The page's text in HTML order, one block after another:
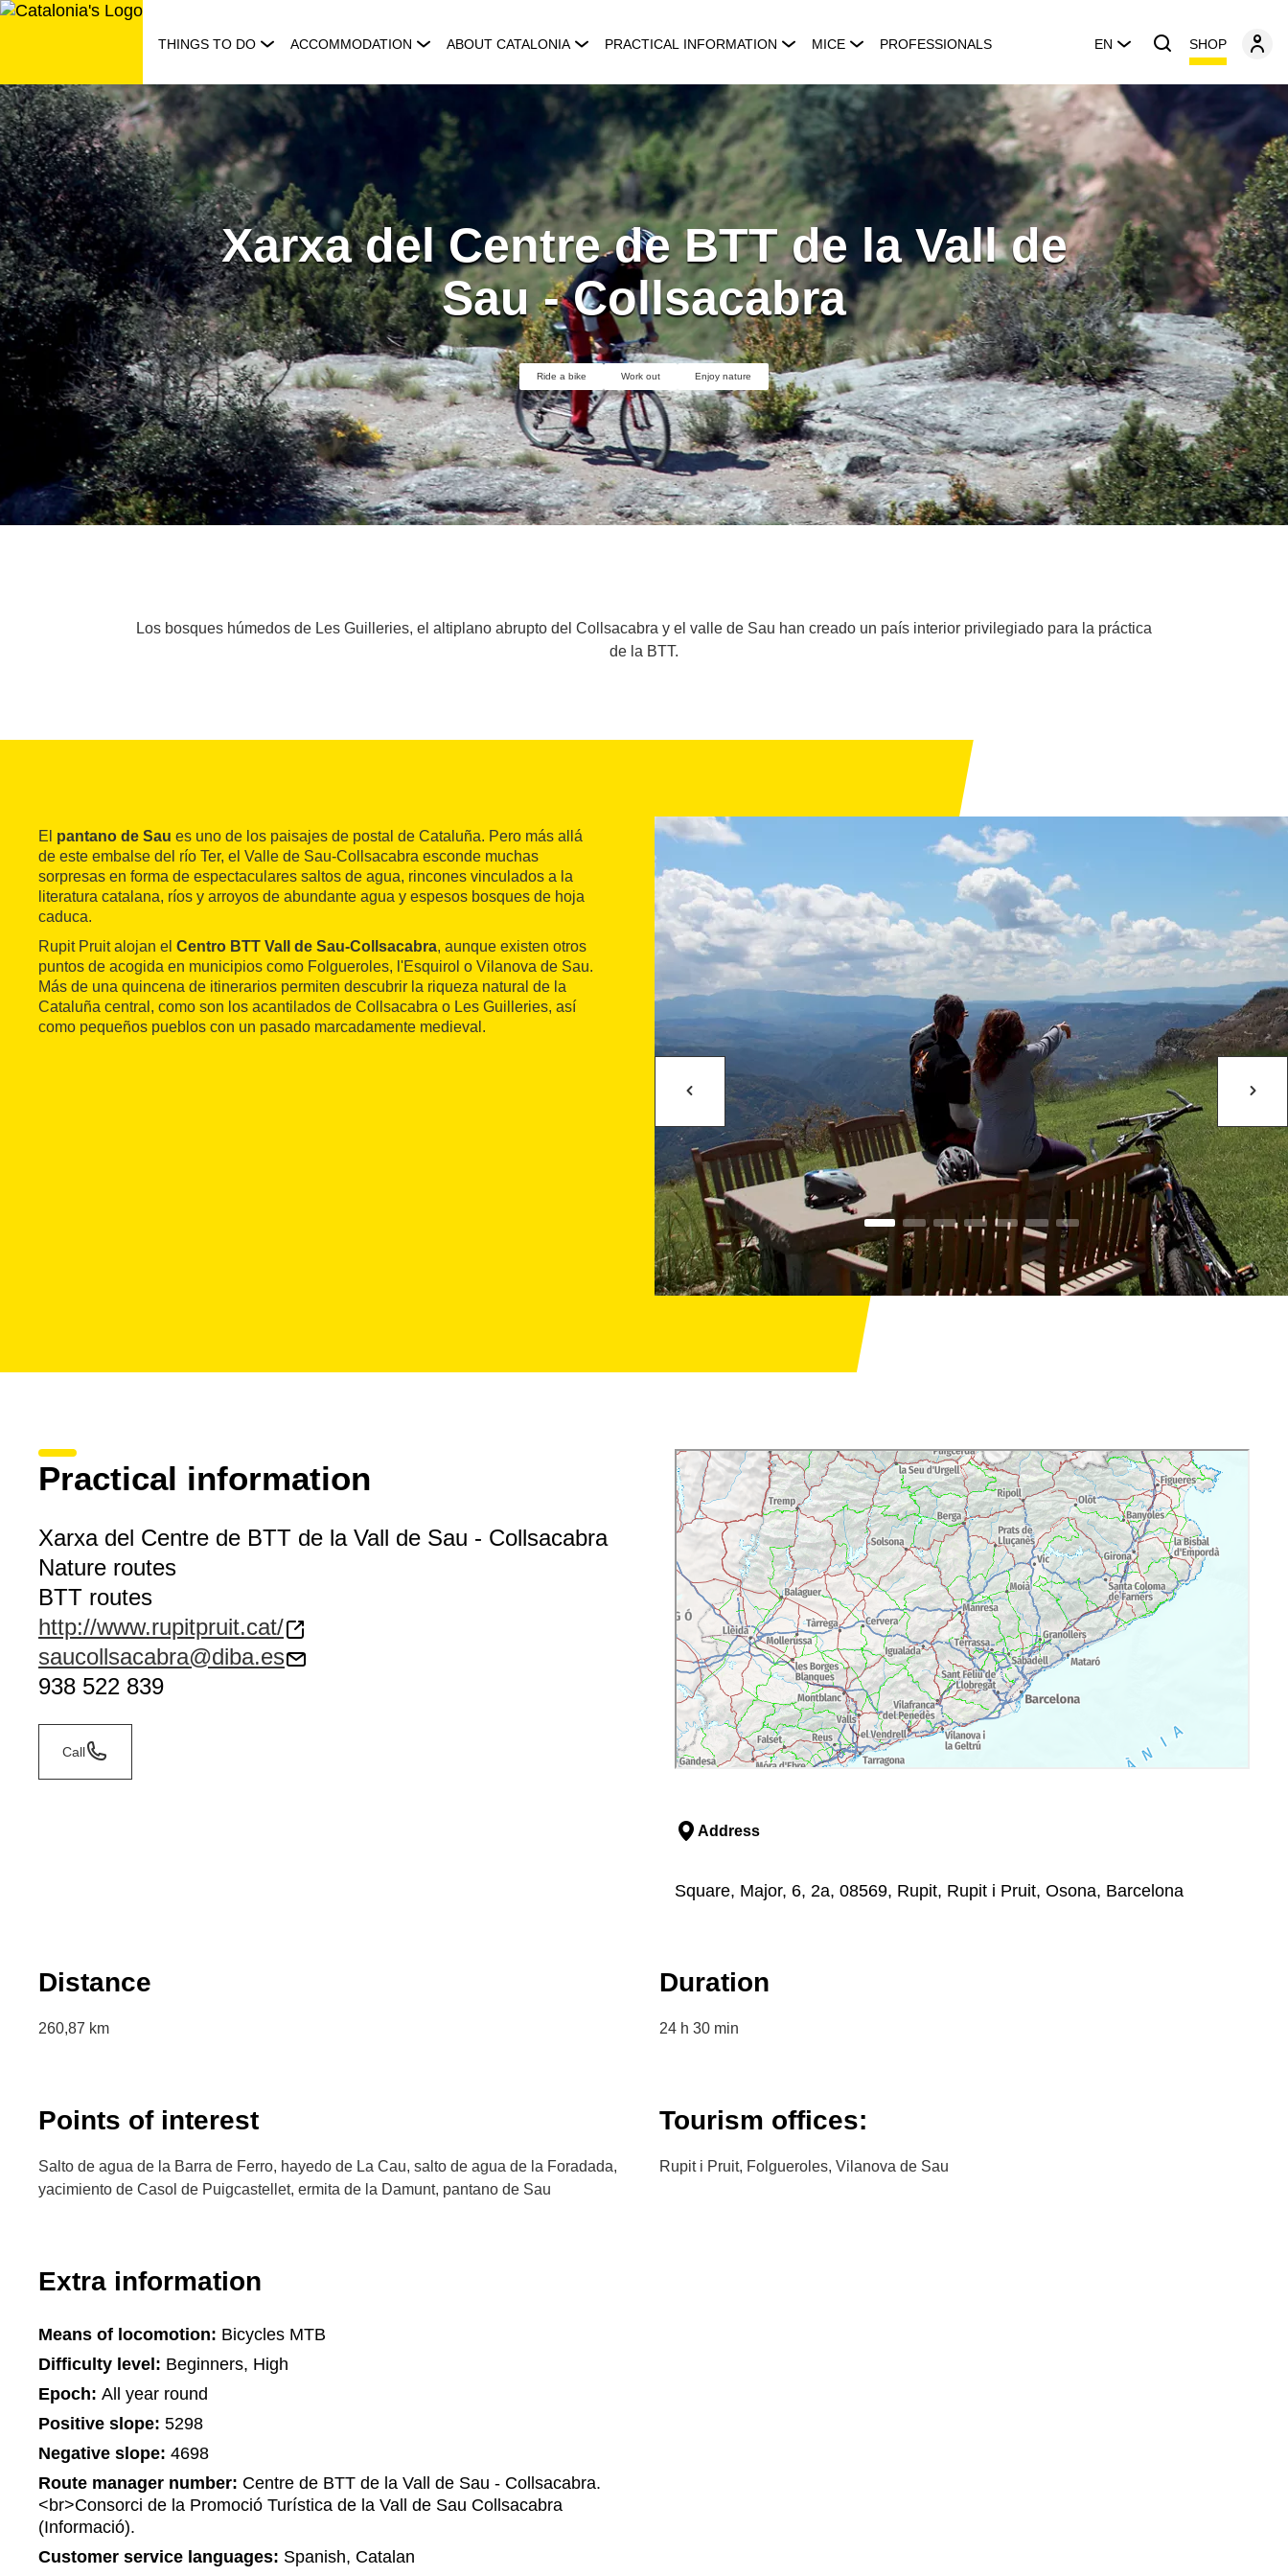
Skip
THINGS TO DO ACCOMMODATION ABOUT CATALONIA PRACTICAL INFORMATION MICE PROFESSIONALS EN SHOP
Xarxa del Centre de BTT de la Vall de
Sau - Collsacabra
Ride a bike Work out Enjoy nature
Los bosques húmedos de Les Guilleries, el altiplano abrupto del Collsacabra y el valle de Sau han creado un país interior privilegiado para la práctica
de la BTT.
El pantano de Sau es uno de los paisajes de postal de Cataluña. Pero más allá
de este embalse del río Ter, el Valle de Sau-Collsacabra esconde muchas
sorpresas en forma de espectaculares saltos de agua, rincones vinculados a la
literatura catalana, ríos y arroyos de abundante agua y espesos bosques de hoja
caduca.
Rupit Pruit alojan el Centro BTT Vall de Sau-Collsacabra, aunque existen otros
puntos de acogida en municipios como Folgueroles, l'Esquirol o Vilanova de Sau.
Más de una quincena de itinerarios permiten descubrir la riqueza natural de la
Cataluña central, como son los acantilados de Collsacabra o Les Guilleries, así
como pequeños pueblos con un pasado marcadamente medieval.
Practical information
Xarxa del Centre de BTT de la Vall de Sau - Collsacabra
Nature routes
BTT routes
http://www.rupitpruit.cat/
saucollsacabra@diba.es
938 522 839
Call
Address
Square, Major, 6, 2a, 08569, Rupit, Rupit i Pruit, Osona, Barcelona
Distance
260,87 km
Duration
24 h 30 min
Points of interest
Salto de agua de la Barra de Ferro, hayedo de La Cau, salto de agua de la Foradada,
yacimiento de Casol de Puigcastellet, ermita de la Damunt, pantano de Sau
Tourism offices:
Rupit i Pruit, Folgueroles, Vilanova de Sau
Extra information
Means of locomotion: Bicycles MTB
Difficulty level: Beginners, High
Epoch: All year round
Positive slope: 5298
Negative slope: 4698
Route manager number: Centre de BTT de la Vall de Sau - Collsacabra.
<br>Consorci de la Promoció Turística de la Vall de Sau Collsacabra
(Informació).
Customer service languages: Spanish, Catalan